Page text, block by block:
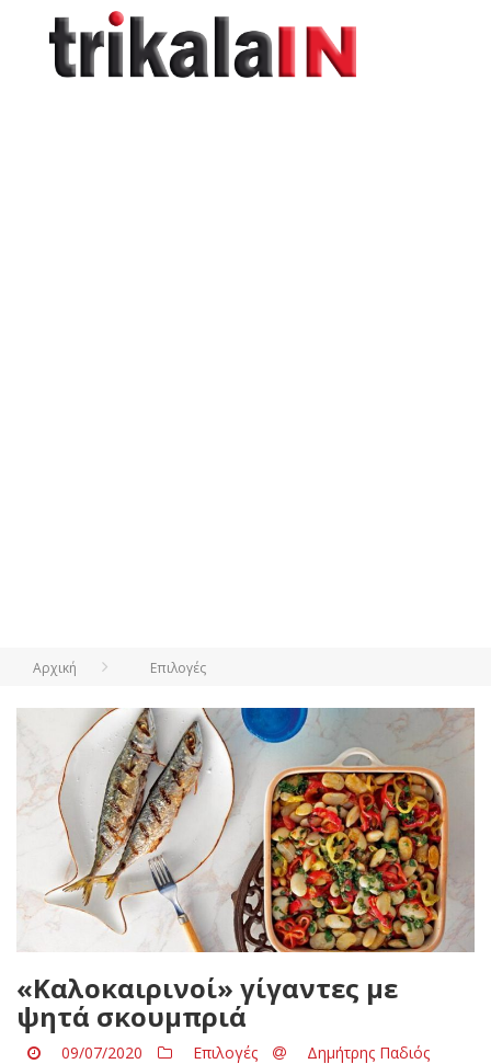
Αρχική Επιλογές
«Καλοκαιρινοί» γίγαντες με
ψητά σκουμπριά
09/07/2020 Επιλογές Δημήτρης Παδιός